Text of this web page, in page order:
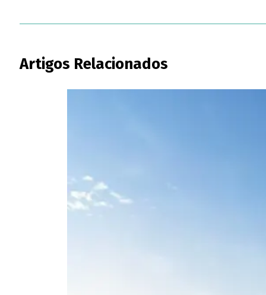
Artigos Relacionados